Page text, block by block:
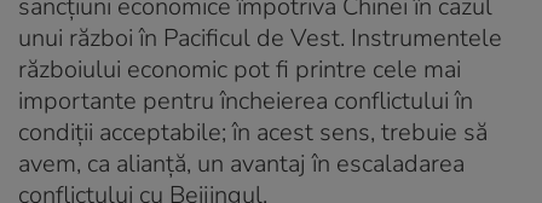
sancțiuni economice împotriva Chinei în cazul
unui război în Pacificul de Vest. Instrumentele
războiului economic pot fi printre cele mai
importante pentru încheierea conflictului în
condiții acceptabile; în acest sens, trebuie să
avem, ca alianță, un avantaj în escaladarea
conflictului cu Beijingul.